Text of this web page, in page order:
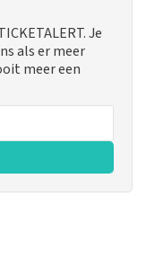
Je
als er meer
meer een